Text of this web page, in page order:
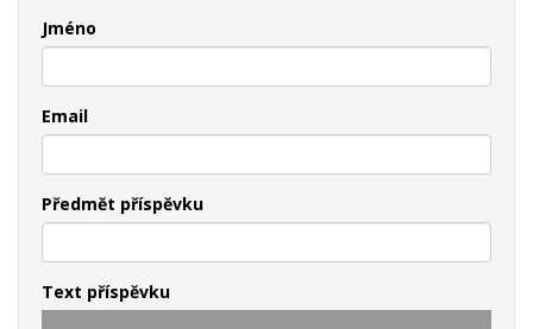
Jméno
Email
Předmět příspěvku
Text příspěvku